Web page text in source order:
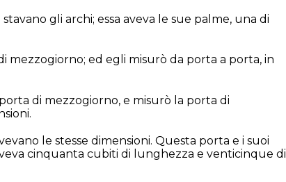
gli archi; essa aveva le sue palme, una di
mezzogiorno; ed egli misurò da porta a porta, in
di mezzogiorno, e misurò la porta di
le stesse dimensioni. Questa porta e i suoi
cinquanta cubiti di lunghezza e venticinque di